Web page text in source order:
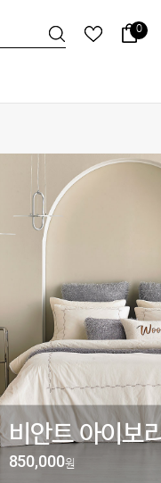
HEIMa 한실 한
0
비안트 아이보
850,000원